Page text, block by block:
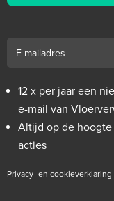
12 x per jaar een
e-mail van
Altijd op de
acties
Privacy- en cookieverklaring